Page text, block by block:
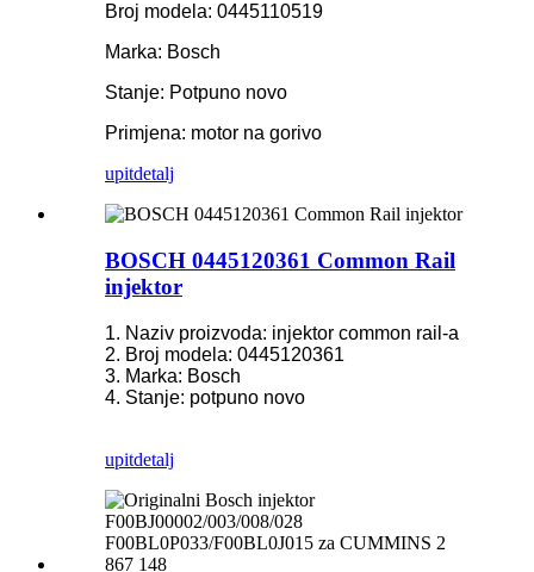
Broj modela: 0445110519
Marka: Bosch
Stanje: Potpuno novo
Primjena: motor na gorivo
upitdetalj
BOSCH 0445120361 Common Rail
injektor
1. Naziv proizvoda: injektor common rail-a
2. Broj modela: 0445120361
3. Marka: Bosch
4. Stanje: potpuno novo
upitdetalj